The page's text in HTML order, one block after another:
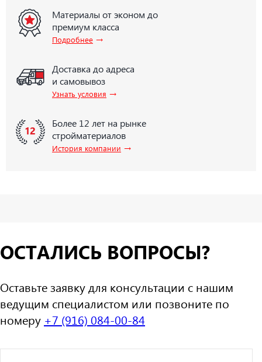
Материалы от эконом до
премиум класса
Подробнее →
Доставка до адреса
и самовывоз
Узнать условия →
Более 12 лет на рынке
стройматериалов
История компании →
ОСТАЛИСЬ ВОПРОСЫ?
Оставьте заявку для консультации с нашим
ведущим специалистом или позвоните по
номеру +7 (916) 084-00-84